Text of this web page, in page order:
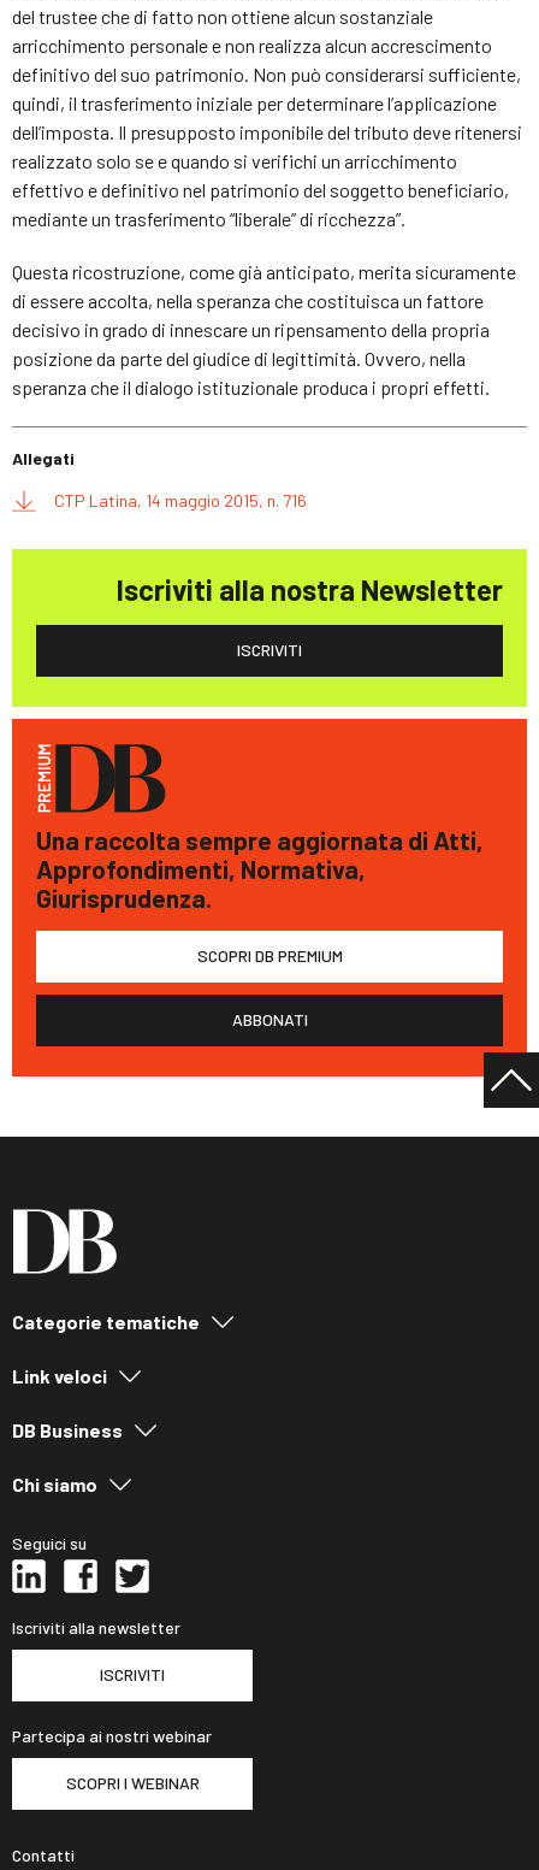
del trustee che di fatto non ottiene alcun sostanziale
arricchimento personale e non realizza alcun accrescimento
definitivo del suo patrimonio. Non può considerarsi sufficiente,
quindi, il trasferimento iniziale per determinare l’applicazione
dell’imposta. Il presupposto imponibile del tributo deve ritenersi
realizzato solo se e quando si verifichi un arricchimento
effettivo e definitivo nel patrimonio del soggetto beneficiario,
mediante un trasferimento “liberale” di ricchezza”.
Questa ricostruzione, come già anticipato, merita sicuramente
di essere accolta, nella speranza che costituisca un fattore
decisivo in grado di innescare un ripensamento della propria
posizione da parte del giudice di legittimità. Ovvero, nella
speranza che il dialogo istituzionale produca i propri effetti.
Allegati
CTP Latina, 14 maggio 2015, n. 716
Iscriviti alla nostra Newsletter
ISCRIVITI
Una raccolta sempre aggiornata di Atti,
Approfondimenti, Normativa,
Giurisprudenza.
SCOPRI DB PREMIUM
ABBONATI
Categorie tematiche
Link veloci
DB Business
Chi siamo
Seguici su
Iscriviti alla newsletter
ISCRIVITI
Partecipa ai nostri webinar
SCOPRI I WEBINAR
Contatti